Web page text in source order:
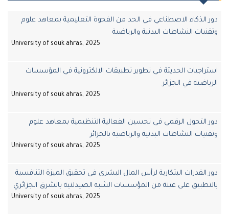
دور الذكاء الاصطناعي في الحد من الفجوة التعليمية بمعاهد علوم
وتقنيات النشاطات البدنية والرياضية
University of souk ahras, 2025
استراجيات الحديثة في تطوير تطبيقات الالكترونية في المؤسسات
الرياضية في الجزائر
University of souk ahras, 2025
دور التحول الرقمي في تحسين الفعالية التنظيمية بمعاهد علوم
وتقنيات النشاطات البدنية والرياضية بالجزائر
University of souk ahras, 2025
دور القدرات البتكارية لرأس المال البشري في تحقيق الميزة التنافسية
بالتطبيق على عينة من المؤسسات الشبه الصيدلنية بالشرق الجزائري
University of souk ahras, 2025